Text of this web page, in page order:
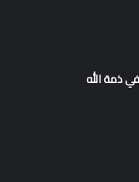
في ذمة الله